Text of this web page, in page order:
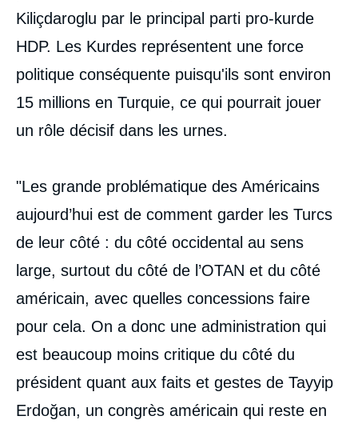
Kiliçdaroglu par le principal parti pro-kurde
HDP. Les Kurdes représentent une force
politique conséquente puisqu'ils sont environ
15 millions en Turquie, ce qui pourrait jouer
un rôle décisif dans les urnes.
"Les grande problématique des Américains
aujourd’hui est de comment garder les Turcs
de leur côté : du côté occidental au sens
large, surtout du côté de l’OTAN et du côté
américain, avec quelles concessions faire
pour cela. On a donc une administration qui
est beaucoup moins critique du côté du
président quant aux faits et gestes de Tayyip
Erdoğan, un congrès américain qui reste en